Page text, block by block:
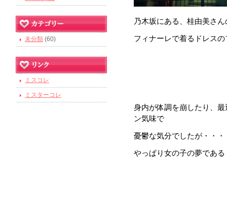
乃木坂にある、桂由美さ
フィナーレで着るドレス
身内が体調を崩したり、
ン気味で
憂鬱な気分でしたが・・・
やっぱり女の子の夢である
未分類 (60)
ミスコレ
ミスターコレ